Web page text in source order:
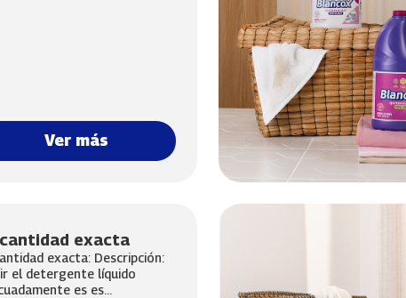
Ver más
exacta
exacta: Descripción:
el detergente líquido
es es...